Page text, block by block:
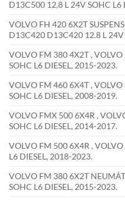
D13C500 12,8 L 24V SOHC L6
VOLVO FH 420 6X2T
D13C420 D13C420 12.8 L 24V
VOLVO FM 380 4X2T ,
SOHC L6 DIESEL, 2015-2023.
VOLVO FM 460 6X4T ,
SOHC L6 DIESEL, 2008-2019.
VOLVO FMX 500 6X4R ,
SOHC L6 DIESEL, 2014-2017.
VOLVO FM 500 6X4R ,
L6 DIESEL, 2018-2023.
VOLVO FM 380 6X2T
SOHC L6 DIESEL, 2015-2023.